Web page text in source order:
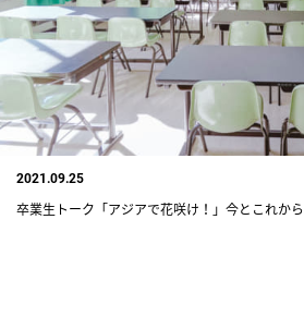
2021.09.25
卒業生トーク「アジアで花咲け！」今とこれから